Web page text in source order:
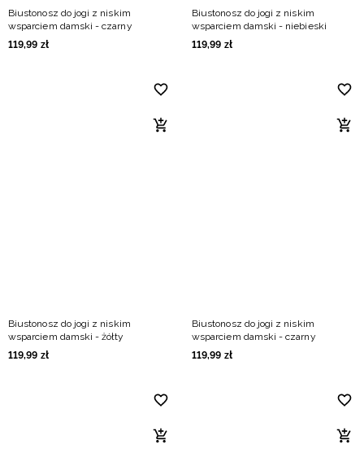
Biustonosz do jogi z niskim
wsparciem damski - czarny
119,99 zł
Biustonosz do jogi z niskim
wsparciem damski - niebieski
119,99 zł
Biustonosz do jogi z niskim
wsparciem damski - żółty
119,99 zł
Biustonosz do jogi z niskim
wsparciem damski - czarny
119,99 zł